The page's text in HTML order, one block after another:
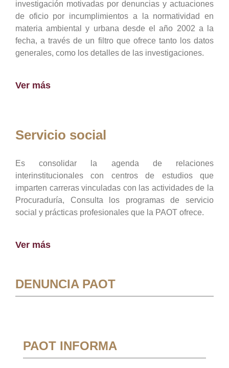
investigación motivadas por denuncias y actuaciones
de oficio por incumplimientos a la normatividad en
materia ambiental y urbana desde el año 2002 a la
fecha, a través de un filtro que ofrece tanto los datos
generales, como los detalles de las investigaciones.
Ver más
Servicio social
Es consolidar la agenda de relaciones
interinstitucionales con centros de estudios que
imparten carreras vinculadas con las actividades de la
Procuraduría, Consulta los programas de servicio
social y prácticas profesionales que la PAOT ofrece.
Ver más
DENUNCIA PAOT
PAOT INFORMA